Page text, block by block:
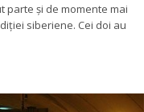
parte și de momente mai
siberiene. Cei doi au